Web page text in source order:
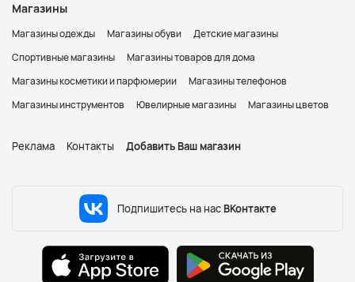
Магазины
Магазины одежды Магазины обуви
Детские магазины
Спортивные магазины
Магазины товаров для дома
Магазины косметики и парфюмерии
Магазины телефонов
Магазины инструментов
Ювелирные магазины Магазины цветов
Реклама Контакты Добавить Ваш магазин
Подпишитесь на нас ВКонтакте